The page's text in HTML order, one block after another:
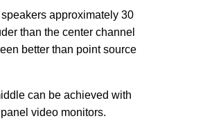
approximately 30
than the center channel
better than point source
can be achieved with
video monitors.